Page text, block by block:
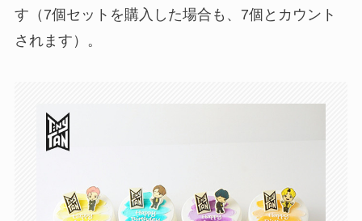
す（7個セットを購入した場合も、7個とカウント
されます）。